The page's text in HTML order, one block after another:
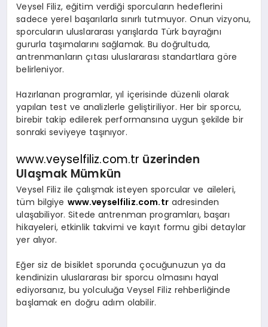
Veysel Filiz, eğitim verdiği sporcuların hedeflerini
sadece yerel başarılarla sınırlı tutmuyor. Onun vizyonu,
sporcuların uluslararası yarışlarda Türk bayrağını
gururla taşımalarını sağlamak. Bu doğrultuda,
antrenmanların çıtası uluslararası standartlara göre
belirleniyor.
Hazırlanan programlar, yıl içerisinde düzenli olarak
yapılan test ve analizlerle geliştiriliyor. Her bir sporcu,
birebir takip edilerek performansına uygun şekilde bir
sonraki seviyeye taşınıyor.
www.veyselfiliz.com.tr üzerinden
Ulaşmak Mümkün
Veysel Filiz ile çalışmak isteyen sporcular ve aileleri,
tüm bilgiye www.veyselfiliz.com.tradresinden
ulaşabiliyor. Sitede antrenman programları, başarı
hikayeleri, etkinlik takvimi ve kayıt formu gibi detaylar
yer alıyor.
Eğer siz de bisiklet sporunda çocuğunuzun ya da
kendinizin uluslararası bir sporcu olmasını hayal
ediyorsanız, bu yolculuğaVeysel Filiz rehberliğinde
başlamak en doğru adım olabilir.